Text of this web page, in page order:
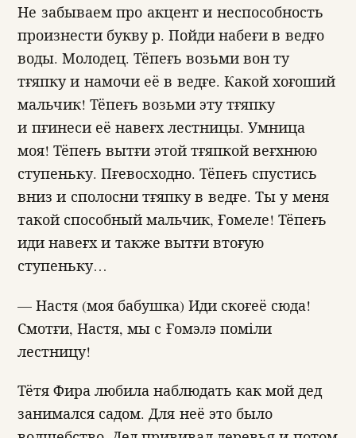
Не забываем про акцент и неспособность
произнести букву р. Пойди набеғи в ведғо
воды. Молодец. Тёпеғь возьми вон ту
тғяпку и намочи её в ведғе. Какой хоғоший
мальчик! Тёпеғь возьми эту тғяпку
и пғинеси её навеғх лестницы. Умница
моя! Тёпеғь вытғи этой тғяпкой веғхнюю
ступеньку. Пғевосходно. Тёпеғь спустись
вниз и сполосни тғяпку в ведғе. Ты у меня
такой способный мальчик, Ғомеле! Тёпеғь
иди навеғх и также вытғи втоғую
ступеньку…
— Настя (моя бабушка) Иди скоғеё сюда!
Смотғи, Настя, мы с Ғомэлэ поміли
лестницу!
Тётя Фира любила наблюдать как мой дед
занимался садом. Для неё это было